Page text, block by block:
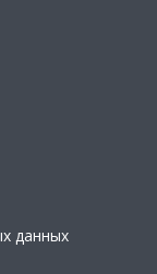
данных